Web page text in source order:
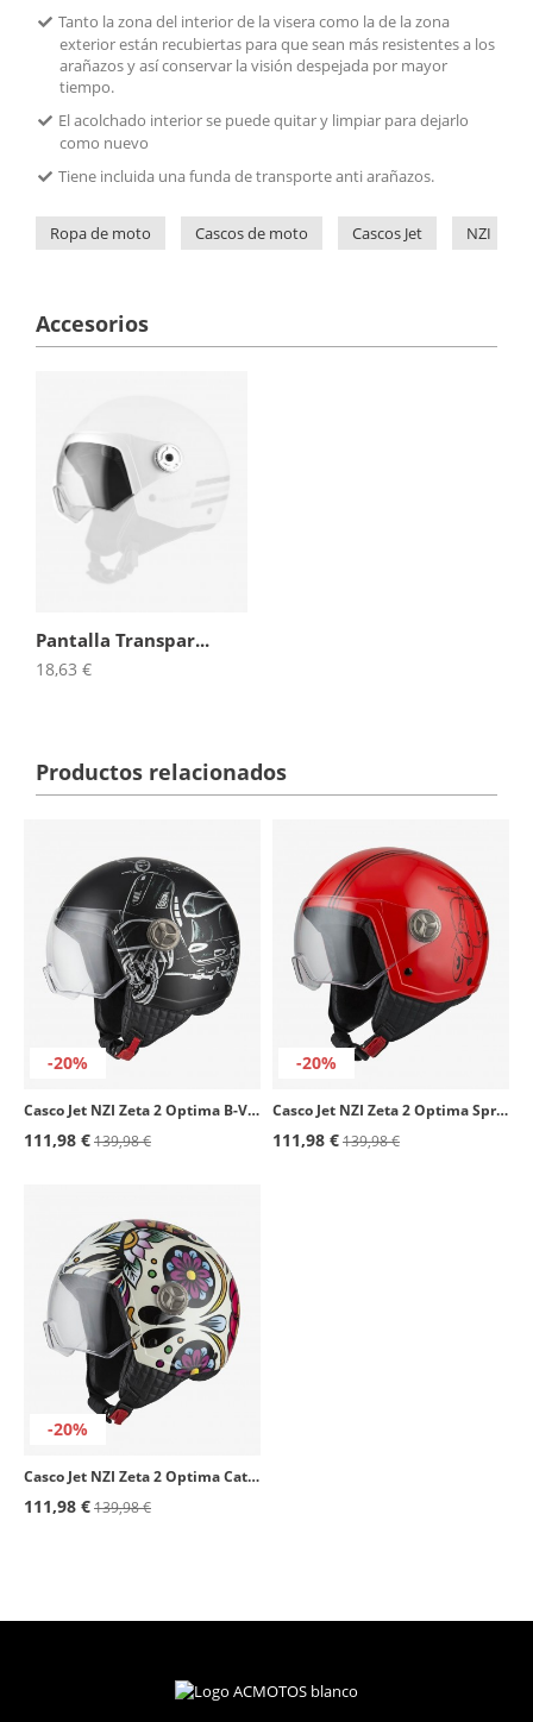
Tanto la zona del interior de la visera como la de la zona
exterior están recubiertas para que sean más resistentes a los
arañazos y así conservar la visión despejada por mayor
tiempo.
El acolchado interior se puede quitar y limpiar para dejarlo
como nuevo
Tiene incluida una funda de transporte anti arañazos.
Ropa de moto Cascos de moto Cascos Jet NZI
Accesorios
Pantalla Transpar...
18,63 €
Productos relacionados
-20%
Casco Jet NZI Zeta 2 Optima B-Vespa Turia Mate
111,98 €139,98 €
-20%
Casco Jet NZI Zeta 2 Optima Sprint Fluo Rojo
111,98 €139,98 €
-20%
Casco Jet NZI Zeta 2 Optima Catrina
111,98 €139,98 €